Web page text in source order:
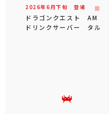
2026年6 月下旬 登場
ドラゴンクエスト AM
ドリンクサーバー タル